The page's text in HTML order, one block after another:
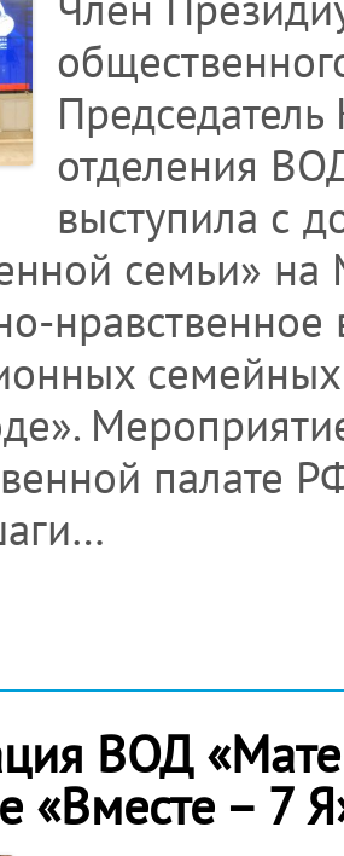
отделения
выступила с
семьи»
палате
ВОД
«Вместе – 7